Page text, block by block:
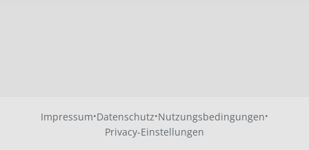
Impressum·Datenschutz·Nutzungsbedingungen·
Privacy-Einstellungen